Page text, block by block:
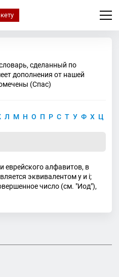
сделанный по
дополнения от нашей
(Спас)
Л М Н О П Р С Т У Ф Х Ц
еврейского алфавитов, в
эквивалентом y и i;
число (см. "Иод"),